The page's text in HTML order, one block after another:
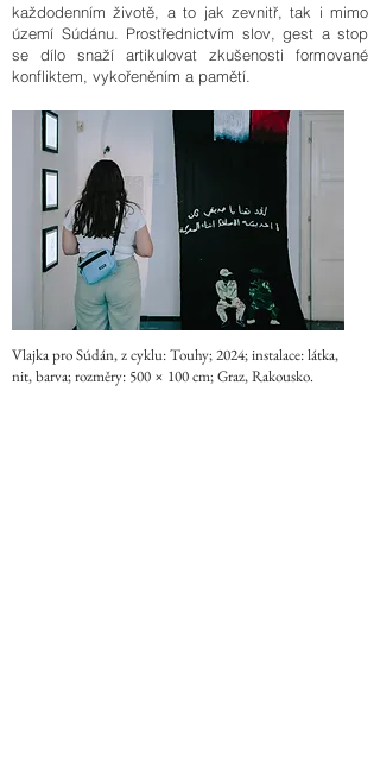
každodenním životě, a to jak zevnitř, tak i mimo
území Súdánu. Prostřednictvím slov, gest a stop
se dílo snaží artikulovat zkušenosti formované
konfliktem, vykořeněním a pamětí.
Vlajka pro Súdán, z cyklu: Touhy; 2024; instalace: látka,
nit, barva; rozměry: 500 × 100 cm; Graz, Rakousko.